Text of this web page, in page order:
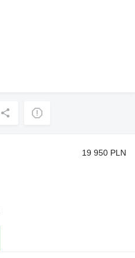
19 950 PLN